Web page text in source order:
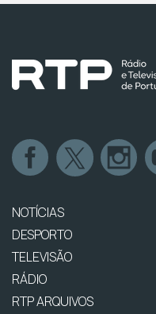
NOTÍCIAS
DESPORTO
TELEVISÃO
RÁDIO
RTP ARQUIVOS